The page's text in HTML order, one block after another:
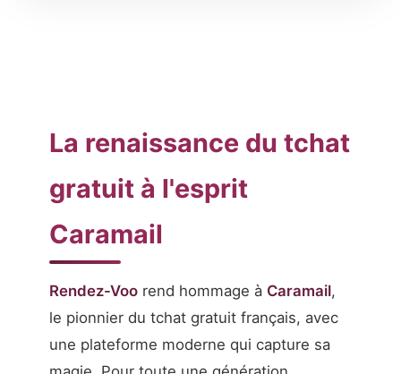
La renaissance du tchat
gratuit à l'esprit
Caramail
Rendez-Voo rend hommage à Caramail,
le pionnier du tchat gratuit français, avec
une plateforme moderne qui capture sa